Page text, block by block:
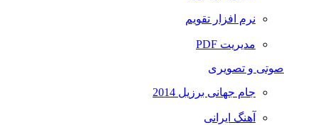
نرم افزار تقویم
مدیریت PDF
صوتی و تصویری
جام جهانی برزیل 2014
آهنگ ایرانی